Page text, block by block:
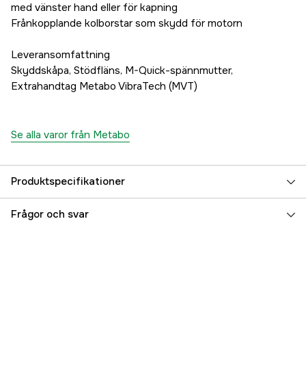
med vänster hand eller för kapning
Frånkopplande kolborstar som skydd för motorn
Leveransomfattning
Skyddskåpa, Stödfläns, M-Quick-spännmutter,
Extrahandtag Metabo VibraTech (MVT)
Se alla varor från Metabo
Produktspecifikationer
Drifttyp Nätdriven
Frågor och svar